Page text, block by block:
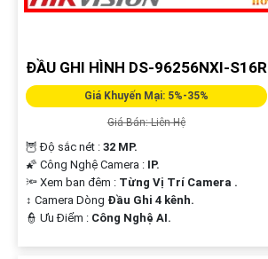
ĐẦU GHI HÌNH DS-96256NXI-S16R
Giá Khuyến Mại: 5%-35%
Giá Bán: Liên Hệ
🦉 Độ sắc nét : 32 MP.
🌠 Công Nghệ Camera : IP.
🔦 Xem ban đêm : Từng Vị Trí Camera .
↕️ Camera Dòng Đầu Ghi 4 kênh.
️👮 Ưu Điểm : Công Nghệ AI.